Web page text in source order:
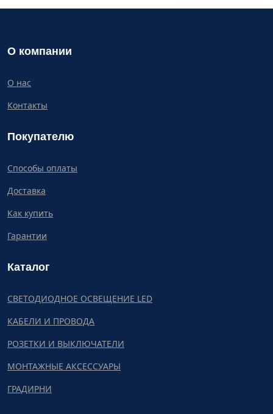
О компании
О нас
Контакты
Покупателю
Способы оплаты
Доставка
Как купить
Гарантии
Каталог
СВЕТОДИОДНОЕ ОСВЕЩЕНИЕ LED
КАБЕЛИ И ПРОВОДА
РОЗЕТКИ И ВЫКЛЮЧАТЕЛИ
МОНТАЖНЫЕ АКСЕССУАРЫ
ГРАДИРНИ